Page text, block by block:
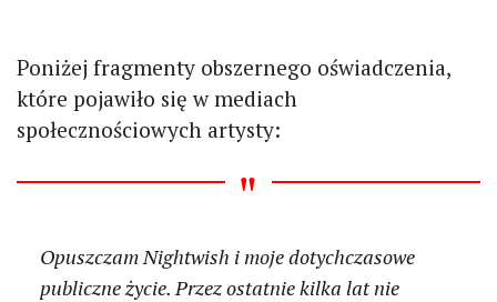
Poniżej fragmenty obszernego oświadczenia,
które pojawiło się w mediach
społecznościowych artysty:
Opuszczam Nightwish i moje dotychczasowe
publiczne życie. Przez ostatnie kilka lat nie